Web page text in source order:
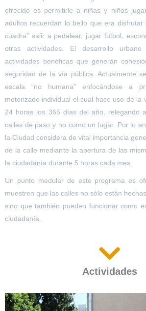
ofrecido es permitirle a niñas y niños
adultos recuerdan lo bello que era disfrutar
cuadra” salir a pedalear, jugar futbol,
otras actividades. El desarrollo
actividades benéficas que generan
seguridad de la vía pública. Actualmente
escala “no humana” enfocándose a
motorizado individual el cual hace uso de la
24 horas los 365 días del año, relegando
calles de paso y no como un lugar. Por lo
la Ciudad considera de vital importancia
de la calle mediante la apertura de las
la ciudadanía durante 5 horas cada mes.
Un punto medular de este programa es
muestren que las calles no sólo están
sino que también pueden funcionar como
ciudadanía.
Actividades